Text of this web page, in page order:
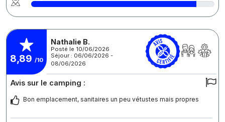
8,89 /10
Nathalie B.
Posté le 10/06/2026
Séjour : 06/06/2026 -
08/06/2026
Avis sur le camping :
Bon emplacement, sanitaires un peu vétustes mais propres